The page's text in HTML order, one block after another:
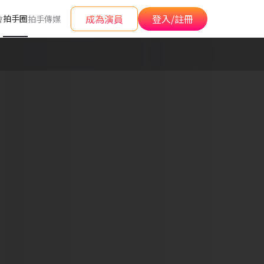
拍手圈拍手傳媒 成為演員 登入/註冊